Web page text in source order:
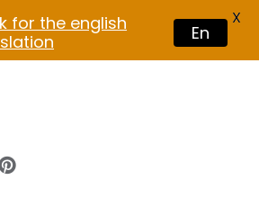
for the english
En
X